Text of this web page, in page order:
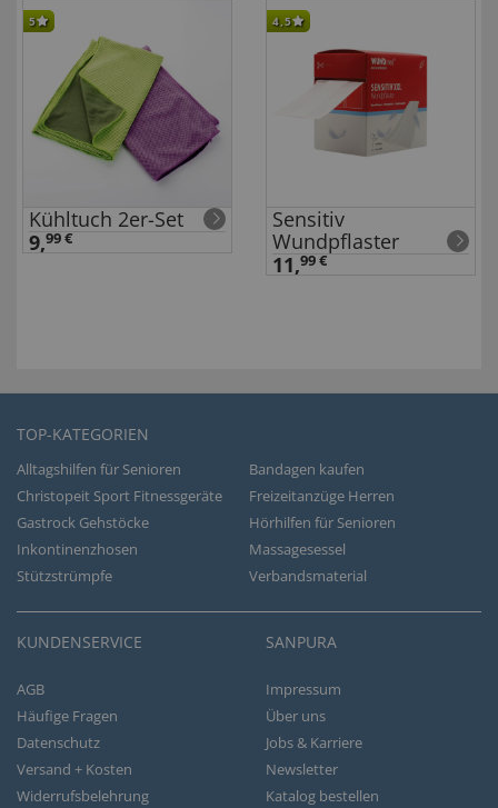
5
Kühltuch 2er-Set
9,99 €
4,5
Sensitiv
Wundpflaster
11,99 €
TOP-KATEGORIEN
Alltagshilfen für Senioren
Bandagen kaufen
Christopeit Sport Fitnessgeräte
Freizeitanzüge Herren
Gastrock Gehstöcke
Hörhilfen für Senioren
Inkontinenzhosen
Massagesessel
Stützstrümpfe
Verbandsmaterial
KUNDENSERVICE
AGB
Häufige Fragen
Datenschutz
Versand + Kosten
Widerrufsbelehrung
SANPURA
Impressum
Über uns
Jobs & Karriere
Newsletter
Katalog bestellen